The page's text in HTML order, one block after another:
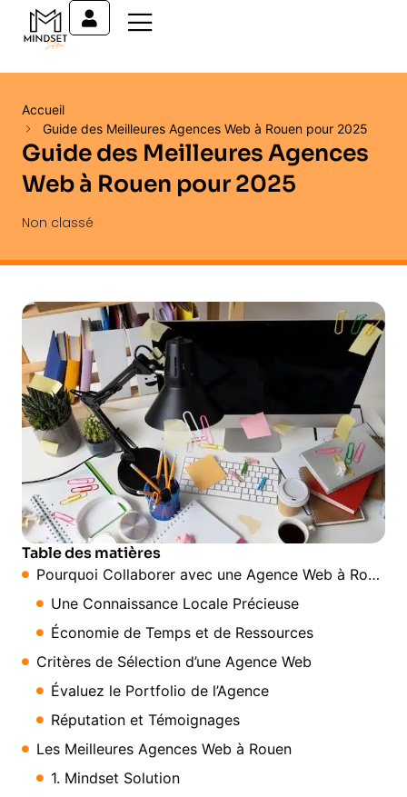
Accueil
Guide des Meilleures Agences Web à Rouen pour 2025
Guide des Meilleures Agences
Web à Rouen pour 2025
Non classé
Table des matières
Pourquoi Collaborer avec une Agence Web à Rouen ?
Une Connaissance Locale Précieuse
Économie de Temps et de Ressources
Critères de Sélection d’une Agence Web
Évaluez le Portfolio de l’Agence
Réputation et Témoignages
Les Meilleures Agences Web à Rouen
1. Mindset Solution